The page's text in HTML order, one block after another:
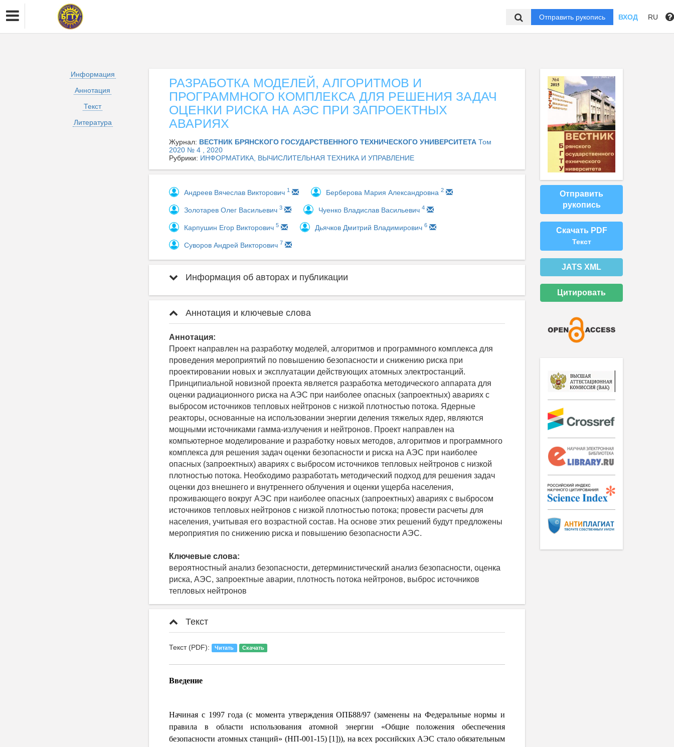
Отправить рукопись ВХОД RU
Информация
Аннотация
Текст
Литература
РАЗРАБОТКА МОДЕЛЕЙ, АЛГОРИТМОВ И
ПРОГРАММНОГО КОМПЛЕКСА ДЛЯ РЕШЕНИЯ ЗАДАЧ
ОЦЕНКИ РИСКА НА АЭС ПРИ ЗАПРОЕКТНЫХ
АВАРИЯХ
Журнал: ВЕСТНИК БРЯНСКОГО ГОСУДАРСТВЕННОГО ТЕХНИЧЕСКОГО УНИВЕРСИТЕТА Том
2020 № 4 , 2020
Рубрики: ИНФОРМАТИКА, ВЫЧИСЛИТЕЛЬНАЯ ТЕХНИКА И УПРАВЛЕНИЕ
Андреев Вячеслав Викторович 1 Берберова Мария Александровна 2
Золотарев Олег Васильевич 3 Чуенко Владислав Васильевич 4
Карпушин Егор Викторович 5 Дьячков Дмитрий Владимирович 6
Суворов Андрей Викторович 7
Информация об авторах и публикации
Аннотация и ключевые слова
Аннотация:
Проект направлен на разработку моделей, алгоритмов и программного комплекса для
проведения мероприятий по повышению безопасности и снижению риска при
проектировании новых и эксплуатации действующих атомных электростанций.
Принципиальной новизной проекта является разработка методического аппарата для
оценки радиационного риска на АЭС при наиболее опасных (запроектных) авариях с
выбросом источников тепловых нейтронов с низкой плотностью потока. Ядерные
реакторы, основанные на использовании энергии деления тяжелых ядер, являются
мощными источниками гамма-излучения и нейтронов. Проект направлен на
компьютерное моделирование и разработку новых методов, алгоритмов и программного
комплекса для решения задач оценки безопасности и риска на АЭС при наиболее
опасных (запроектных) авариях с выбросом источников тепловых нейтронов с низкой
плотностью потока. Необходимо разработать методический подход для решения задач
оценки доз внешнего и внутреннего облучения и оценки ущерба населения,
проживающего вокруг АЭС при наиболее опасных (запроектных) авариях с выбросом
источников тепловых нейтронов с низкой плотностью потока; провести расчеты для
населения, учитывая его возрастной состав. На основе этих решений будут предложены
мероприятия по снижению риска и повышению безопасности АЭС.
Ключевые слова:
вероятностный анализ безопасности, детерминистический анализ безопасности, оценка
риска, АЭС, запроектные аварии, плотность потока нейтронов, выброс источников
тепловых нейтронов
Текст
Текст (PDF): Читать Скачать
Введение
Начиная с 1997 года (с момента утверждения ОПБ88/97 (заменены на Федеральные нормы и
правила в области использования атомной энергии «Общие поло­жения обеспечения
безопасности атомных станций» (НП-001-15) [1])), на всех российских АЭС стало обязательным
Отправить
рукопись
Скачать PDF
Текст
JATS XML
Цитировать